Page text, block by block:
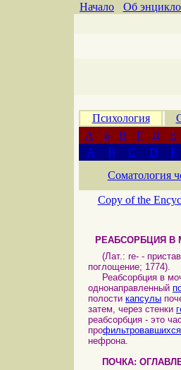
Начало Об
Психология
А
Б В Г Д Е
A
B C D E
Соматология
Copy of the
РЕАБСОРБЦИЯ
(Лат.: re- -
поглощение; 1774).
Реабсорбция в
однонаправленный
полости капсулы
затем, через стенки
реабсорбция - это
профильтровавшихся
нефрона.
ПОЧКА: